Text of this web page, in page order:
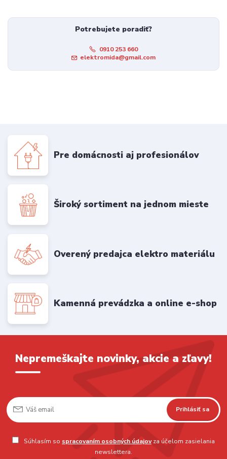
Potrebujete poradiť?
0910 253 660
elektromida@gmail.com
Pre domácnosti aj profesionálov
Široký sortiment na jednom mieste
Overený predajca elektro materiálu
Kamenná prevádzka a online e-shop
Nepremeškajte novinky, akcie a zľavy!
Prihlásiť sa
Súhlasím so spracovaním osobných údajovza účelom zasielania
newslettera.